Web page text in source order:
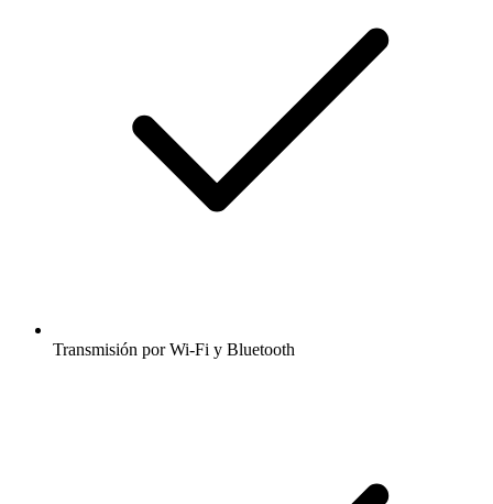
Transmisión por Wi-Fi y Bluetooth